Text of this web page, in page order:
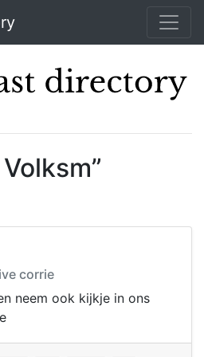
corrie
neem ook kijkje in ons